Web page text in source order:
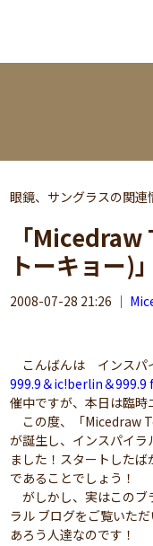
眼鏡、サングラスの関連
「
トーキョー)
2008-07-28 21:26 ｜
こんばんは インスパ
999.9＆ic!berlin＆999.9
催中ですが、本日は臨
この度、「Micedraw
が誕生し、インスパイラ
ました！スタートした
であることでしょう！
がしかし、実はこのブ
ラル ブログをご覧いた
あろう人達なのです！